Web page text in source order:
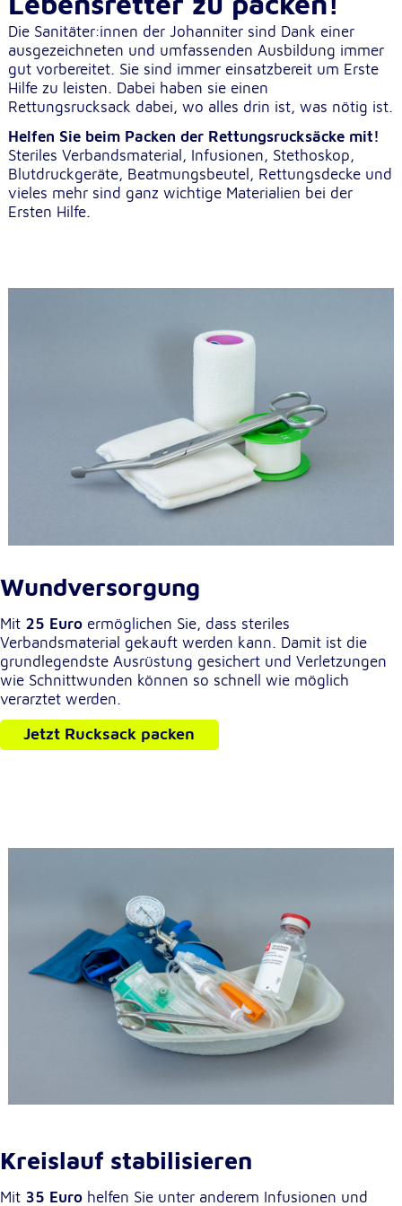
Die Sanitäter:innen der Johanniter sind Dank einer
ausgezeichneten und umfassenden Ausbildung immer
gut vorbereitet. Sie sind immer einsatzbereit um Erste
Hilfe zu leisten. Dabei haben sie einen
Rettungsrucksack dabei, wo alles drin ist, was nötig ist.
Helfen Sie beim Packen der Rettungsrucksäcke mit!
Steriles Verbandsmaterial, Infusionen, Stethoskop,
Blutdruckgeräte, Beatmungsbeutel, Rettungsdecke und
vieles mehr sind ganz wichtige Materialien bei der
Ersten Hilfe.
Wundversorgung
Mit 25 Euro ermöglichen Sie, dass steriles
Verbandsmaterial gekauft werden kann. Damit ist die
grundlegendste Ausrüstung gesichert und Verletzungen
wie Schnittwunden können so schnell wie möglich
verarztet werden.
Jetzt Rucksack packen
Kreislauf stabilisieren
Mit 35 Euro helfen Sie unter anderem Infusionen und
unsere Besucher unsere Website nutzen.
Google Analytics
Name:
_ga, _gid, _gac_gb_
Anbieter:
Google LLC
Zweck:
Erhebung von Statistiken zur Website-Nutzung
Externe Dienste
Um Inhalte von Videoplattformen und
Kartendiensten anzeigen zu können, werden von
diesen externen Diensten Cookies gesetzt.
Anbieter:
Zweck:
Einbinden und Anzeigen von Videos
Name:
Cookie Laufzeit:
6 Monate